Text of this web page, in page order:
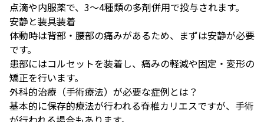
点滴や内服薬で、3〜4種類の多剤併用で投与されます。
安静と装具装着
体動時は背部・腰部の痛みがあるため、まずは安静が必要
です。
患部にはコルセットを装着し、痛みの軽減や固定・変形の
矯正を行います。
外科的治療（手術療法）が必要な症例とは？
基本的に保存的療法が行われる脊椎カリエスですが、手術